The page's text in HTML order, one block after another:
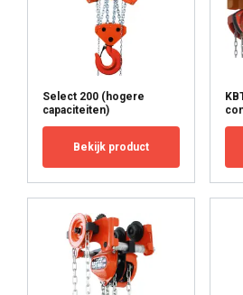
Select 200 (hogere
capaciteiten)
Bekijk product
and analytics partners who
other information that you’ve
or that they’ve collected from
services. Privacy Policy
Strictly
necessary
Performance
Functionality